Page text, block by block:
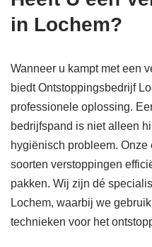
in Lochem?
Wanneer u kampt met een
biedt Ontstoppingsbedrijf
professionele oplossing.
bedrijfspand is niet alleen
hygiënisch probleem.
soorten verstoppingen
pakken. Wij zijn dé
Lochem, waarbij we
technieken voor het